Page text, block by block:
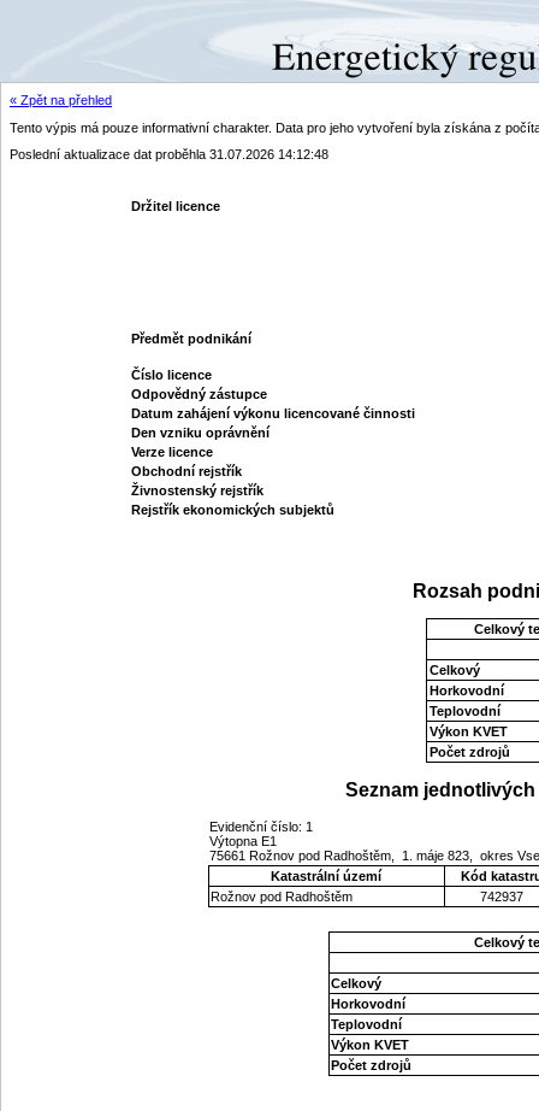
« Zpět na přehled
Tento výpis má pouze informativní charakter. Data pro jeho vytvoření byla získána z
Poslední aktualizace dat proběhla 31.07.2026 14:12:48
Držitel licence
Předmět podnikání
Číslo licence
Odpovědný zástupce
Datum zahájení výkonu licencované činnosti
Den vzniku oprávnění
Verze licence
Obchodní rejstřík
Živnostenský rejstřík
Rejstřík ekonomických subjektů
Rozsah
Celkový
Celkový
Horkovodní
Teplovodní
Výkon KVET
Počet zdrojů
Seznam
Evidenční číslo: 1
Výtopna E1
75661 Rožnov pod Radhoštěm, 1. máje 823, okres
Katastrální území
Kód
Rožnov pod Radhoštěm
742937
Celkový
Celkový
Horkovodní
Teplovodní
Výkon KVET
Počet zdrojů